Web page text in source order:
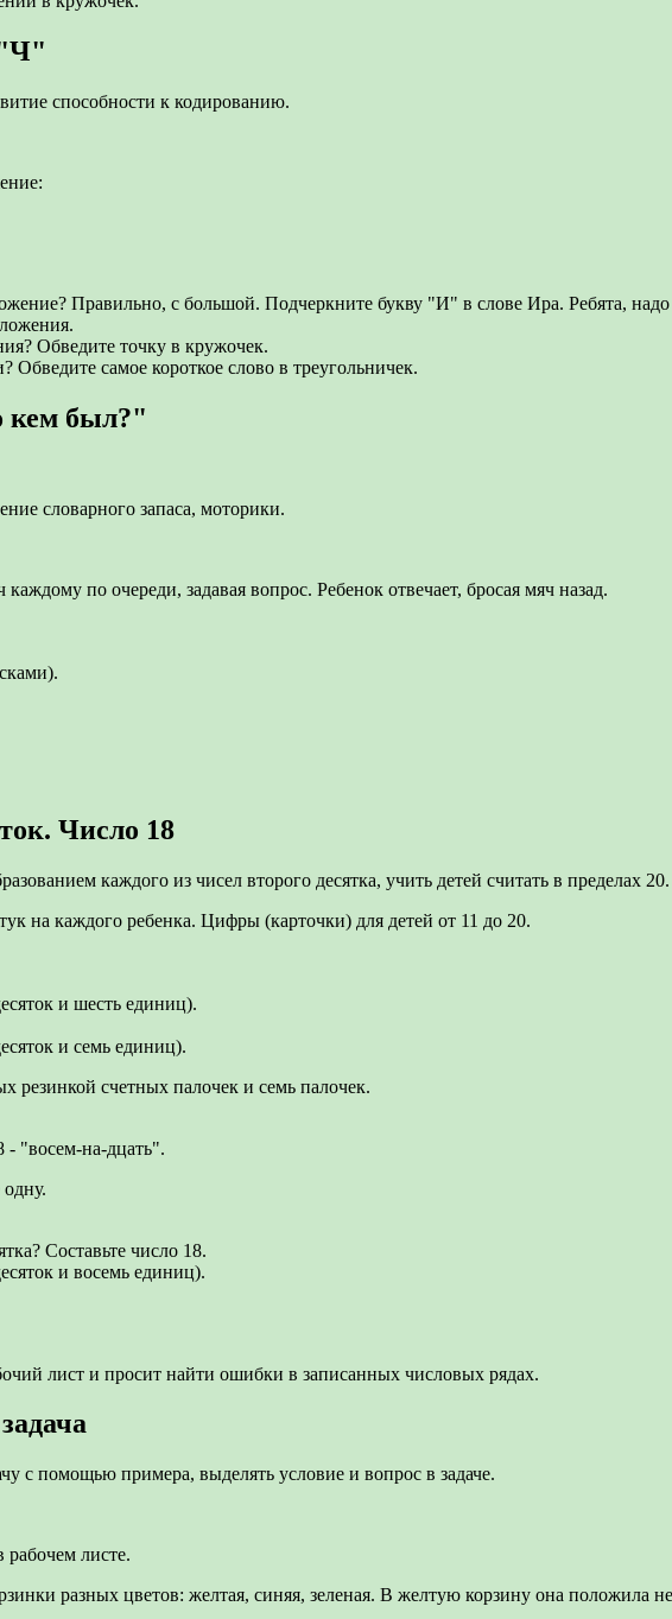
"Ч"
способности к кодированию.
Правильно, с большой. Подчеркните букву "И" в слове Ира. Ребята,
Обведите точку в кружочек.
Обведите самое короткое слово в треугольничек.
кем был?"
словарного запаса, моторики.
по очереди, задавая вопрос. Ребенок отвечает, бросая мяч назад.
Число 18
каждого из чисел второго десятка, учить детей считать в пределах 20.
на каждого ребенка. Цифры (карточки) для детей от 11 до 20.
и шесть единиц).
и семь единиц).
резинкой счетных палочек и семь палочек.
- "восем-на-дцать".
Составьте число 18.
и восемь единиц).
лист и просит найти ошибки в записанных числовых рядах.
с помощью примера, выделять условие и вопрос в задаче.
рабочем листе.
разных цветов: желтая, синяя, зеленая. В желтую корзину она положила